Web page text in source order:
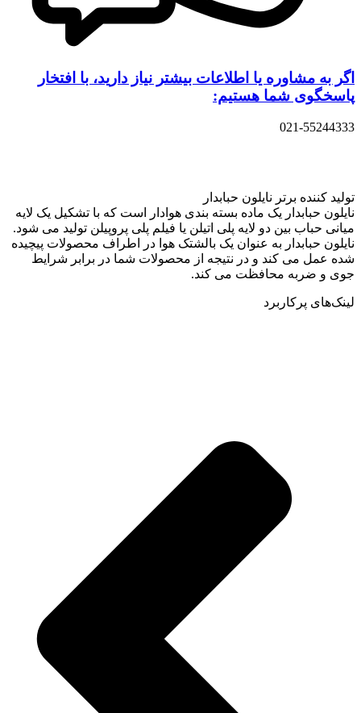
اگر به مشاوره یا اطلاعات بیشتر نیاز دارید، با افتخار
پاسخگوی شما هستیم:
021-55244333
تولید کننده برتر نایلون حبابدار
نایلون حبابدار یک ماده بسته بندی هوادار است که با تشکیل یک لایه
میانی حباب بین دو لایه پلی اتیلن یا فیلم پلی پروپیلن تولید می شود.
نایلون حبابدار به عنوان یک بالشتک هوا در اطراف محصولات پیچیده
شده عمل می کند و در نتیجه از محصولات شما در برابر شرایط
جوی و ضربه محافظت می کند.
لینک‌های پرکاربرد